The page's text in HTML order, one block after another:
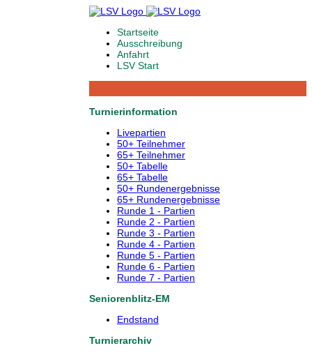
Startseite
Ausschreibung
Anfahrt
LSV Start
Turnierinformation
Livepartien
50+ Teilnehmer
65+ Teilnehmer
50+ Tabelle
65+ Tabelle
50+ Rundenergebnisse
65+ Rundenergebnisse
Runde 1 - Partien
Runde 2 - Partien
Runde 3 - Partien
Runde 4 - Partien
Runde 5 - Partien
Runde 6 - Partien
Runde 7 - Partien
Seniorenblitz-EM
Endstand
Turnierarchiv